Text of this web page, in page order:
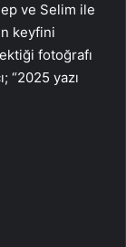
ve Selim ile
keyfini
fotoğrafı
“2025 yazı